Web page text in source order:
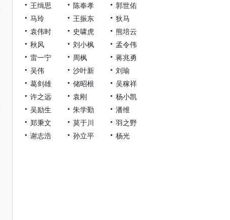
王缉思
陈奉孝
郭世佑
马玲
王振东
狄马
袁伟时
史啸虎
熊培云
秋风
刘小枫
孟令伟
雷一宁
周枫
蒋兆勇
吴伟
沙叶新
刘瑜
葛剑雄
储昭根
吴稼祥
许之远
袁刚
杨小凯
吴励生
朱学勤
潘维
郑秉文
莫于川
羽之野
谢志浩
孙立平 杨光